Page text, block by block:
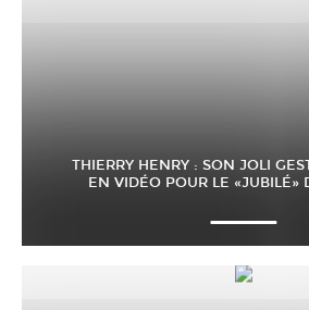
THIERRY HENRY : SON JOLI
EN VIDÉO POUR LE «JUBILÉ»